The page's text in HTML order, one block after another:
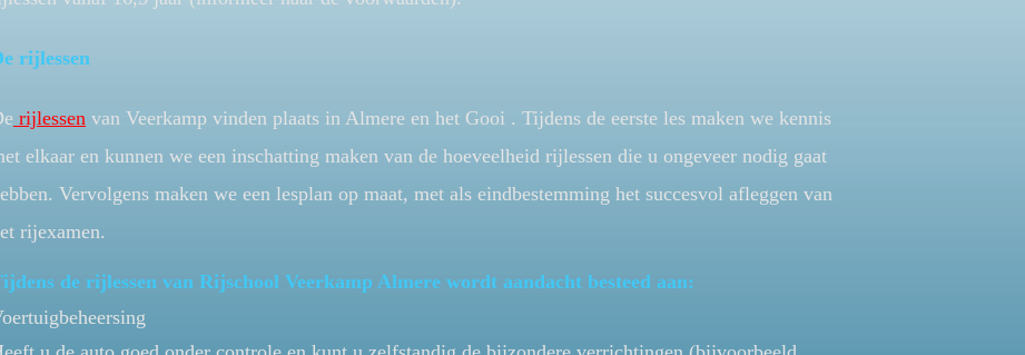
rijlessen
rijlessen van Veerkamp vinden plaats in Almere en het Gooi . Tijdens de eerste les maken we kennis
elkaar en kunnen we een inschatting maken van de hoeveelheid rijlessen die u ongeveer nodig gaat
Vervolgens maken we een lesplan op maat, met als eindbestemming het succesvol afleggen van
rijexamen.
de rijlessen van Rijschool Veerkamp Almere wordt aandacht besteed aan: